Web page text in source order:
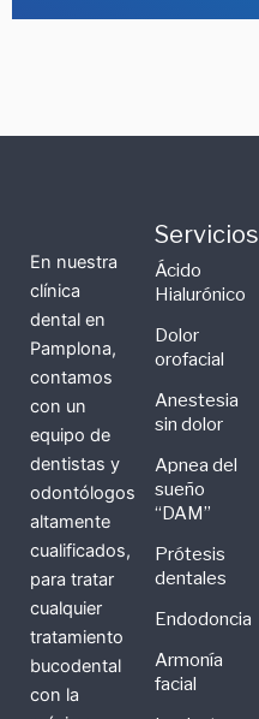
En nuestra
clínica
dental en
Pamplona,
contamos
con un
equipo de
dentistas y
odontólogos
altamente
cualificados,
para tratar
cualquier
tratamiento
bucodental
con la
Servicios
Ácido
Hialurónico
Dolor
orofacial
Anestesia
sin dolor
Apnea del
sueño
“DAM”
Prótesis
dentales
Endodoncia
Armonía
facial